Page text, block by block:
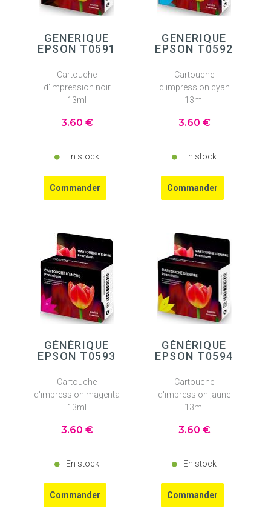
GÉNÉRIQUE
EPSON T0591
Cartouche
d'impression noir
13ml
3.60 €
En stock
GÉNÉRIQUE
EPSON T0592
Cartouche
d'impression cyan
13ml
3.60 €
En stock
GÉNÉRIQUE
EPSON T0593
Cartouche
d'impression magenta
13ml
3.60 €
En stock
GÉNÉRIQUE
EPSON T0594
Cartouche
d'impression jaune
13ml
3.60 €
En stock